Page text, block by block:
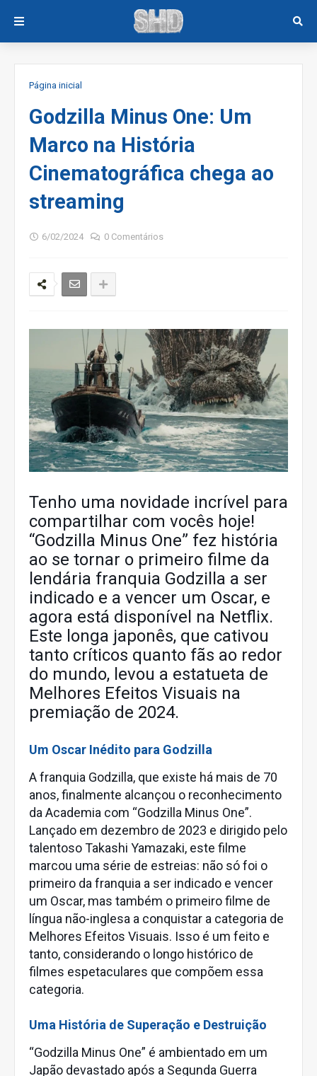
Página inicial
Godzilla Minus One: Um
Marco na História
Cinematográfica chega ao
streaming
6/02/2024 0 Comentários
Tenho uma novidade incrível para
compartilhar com vocês hoje!
“Godzilla Minus One” fez história
ao se tornar o primeiro filme da
lendária franquia Godzilla a ser
indicado e a vencer um Oscar, e
agora está disponível na Netflix.
Este longa japonês, que cativou
tanto críticos quanto fãs ao redor
do mundo, levou a estatueta de
Melhores Efeitos Visuais na
premiação de 2024.
Um Oscar Inédito para Godzilla
A franquia Godzilla, que existe há mais de 70
anos, finalmente alcançou o reconhecimento
da Academia com “Godzilla Minus One”.
Lançado em dezembro de 2023 e dirigido pelo
talentoso Takashi Yamazaki, este filme
marcou uma série de estreias: não só foi o
primeiro da franquia a ser indicado e vencer
um Oscar, mas também o primeiro filme de
língua não-inglesa a conquistar a categoria de
Melhores Efeitos Visuais. Isso é um feito e
tanto, considerando o longo histórico de
filmes espetaculares que compõem essa
categoria.
Uma História de Superação e Destruição
“Godzilla Minus One” é ambientado em um
Japão devastado após a Segunda Guerra